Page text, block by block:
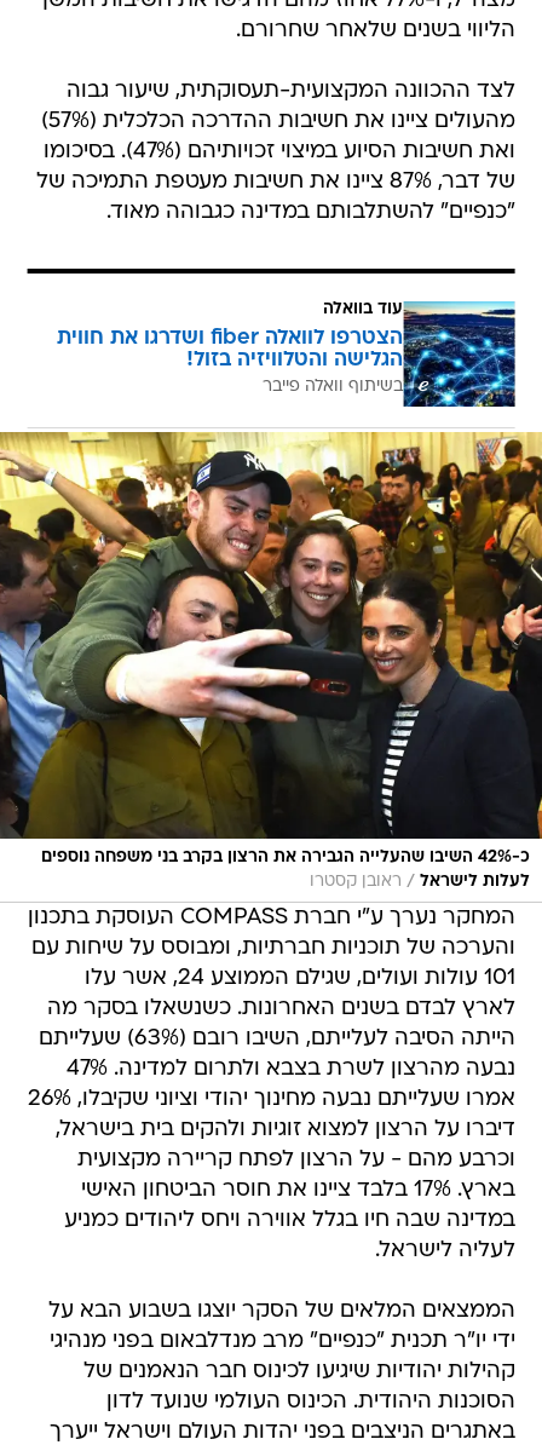
הליווי בשנים שלאחר שחרורם.
לצד ההכוונה המקצועית-תעסוקתית, שיעור גבוה
מהעולים ציינו את חשיבות ההדרכה הכלכלית (57%)
ואת חשיבות הסיוע במיצוי זכויותיהם (47%). בסיכומו
של דבר, 87% ציינו את חשיבות מעטפת התמיכה של
"כנפיים" להשתלבותם במדינה כגבוהה מאוד.
עוד בוואלה
הצטרפו לוואלה fiber ושדרגו את חווית
הגלישה והטלוויזיה בזול!
בשיתוף וואלה פייבר
כ-42% השיבו שהעלייה הגבירה את הרצון בקרב בני משפחה נוספים
לעלות לישראל / ראובן קסטרו
המחקר נערך ע"י חברת COMPASS העוסקת בתכנון
והערכה של תוכניות חברתיות, ומבוסס על שיחות עם
101 עולות ועולים, שגילם הממוצע 24, אשר עלו
לארץ לבדם בשנים האחרונות. כשנשאלו בסקר מה
הייתה הסיבה לעלייתם, השיבו רובם (63%) שעלייתם
נבעה מהרצון לשרת בצבא ולתרום למדינה. 47%
אמרו שעלייתם נבעה מחינוך יהודי וציוני שקיבלו, 26%
דיברו על הרצון למצוא זוגיות ולהקים בית בישראל,
וכרבע מהם - על הרצון לפתח קריירה מקצועית
בארץ. 17% בלבד ציינו את חוסר הביטחון האישי
במדינה שבה חיו בגלל אווירה ויחס ליהודים כמניע
לעליה לישראל.
הממצאים המלאים של הסקר יוצגו בשבוע הבא על
ידי יו"ר תכנית "כנפיים" מרב מנדלבאום בפני מנהיגי
קהילות יהודיות שיגיעו לכינוס חבר הנאמנים של
הסוכנות היהודית. הכינוס העולמי שנועד לדון
באתגרים הניצבים בפני יהדות העולם וישראל ייערך